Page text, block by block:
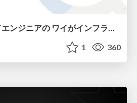
え？フロントエンドエンジニアの ワイがインフラも！？
1 360